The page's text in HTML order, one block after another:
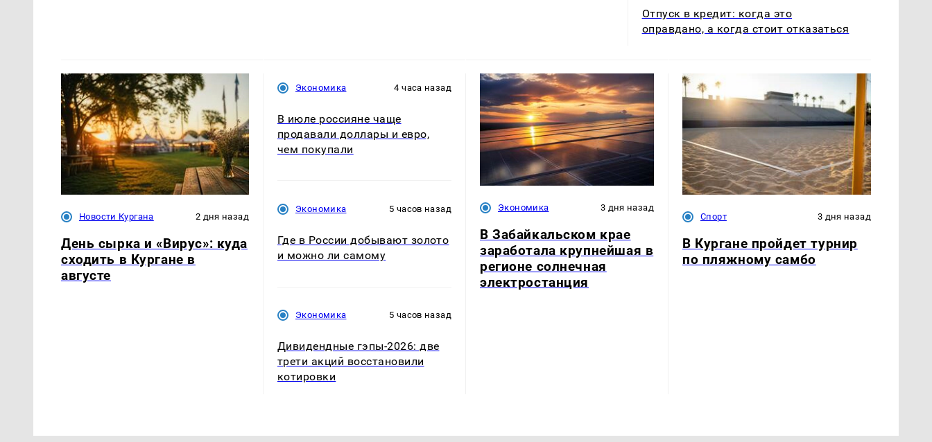
Отпуск в кредит: когда это
оправдано, а когда стоит отказаться
Новости Кургана 2 дня назад
День сырка и «Вирус»: куда
сходить в Кургане в
августе
Экономика 4 часа назад
В июле россияне чаще
продавали доллары и евро,
чем покупали
Экономика 5 часов назад
Где в России добывают золото
и можно ли самому
Экономика 5 часов назад
Дивидендные гэпы-2026: две
трети акций восстановили
котировки
Экономика 3 дня назад
В Забайкальском крае
заработала крупнейшая в
регионе солнечная
электростанция
Спорт 3 дня назад
В Кургане пройдет турнир
по пляжному самбо